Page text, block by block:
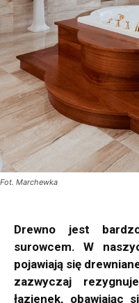
Fot. Marchewka
Drewno jest
surowcem. W
pojawiają się
zazwyczaj
łazienek, obawiając